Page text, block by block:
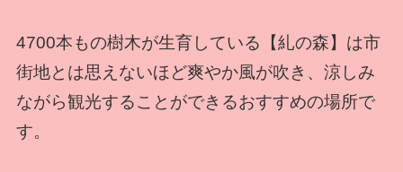
4700本もの樹木が生育している【糺の森】は市
街地とは思えないほど爽やか風が吹き、涼しみ
ながら観光することができるおすすめの場所で
す。